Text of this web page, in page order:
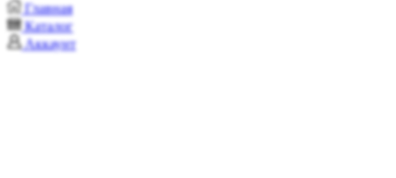
Главная
Каталог
Аккаунт